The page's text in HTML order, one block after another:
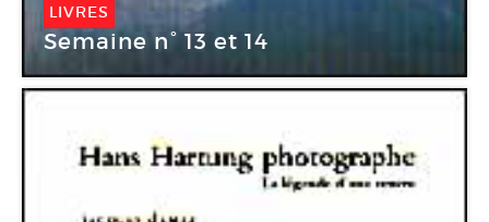
LIVRES
Semaine n° 13 et 14